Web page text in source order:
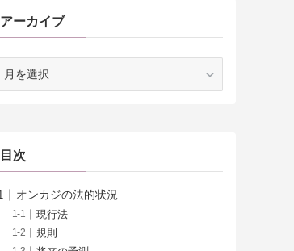
アーカイブ
目次
オンカジの法的状況
現行法
規則